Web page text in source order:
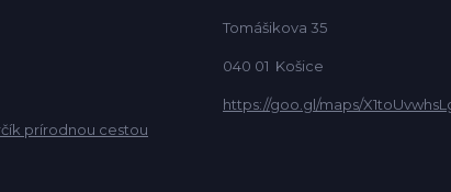
prírodnou cestou
Tomášikova 35
040 01 Košice
https://goo.gl/maps/